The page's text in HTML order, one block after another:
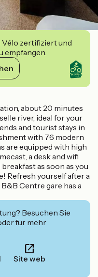
Vélo zertifiziert und
empfangen.
about 20 minutes
river, ideal for your
and tourist stays in
with 76 modern
are equipped with high
a desk and wifi
breakfast as soon as you
Refresh yourself after a
Centre gare has a
Besuchen Sie
für mehr
Site web